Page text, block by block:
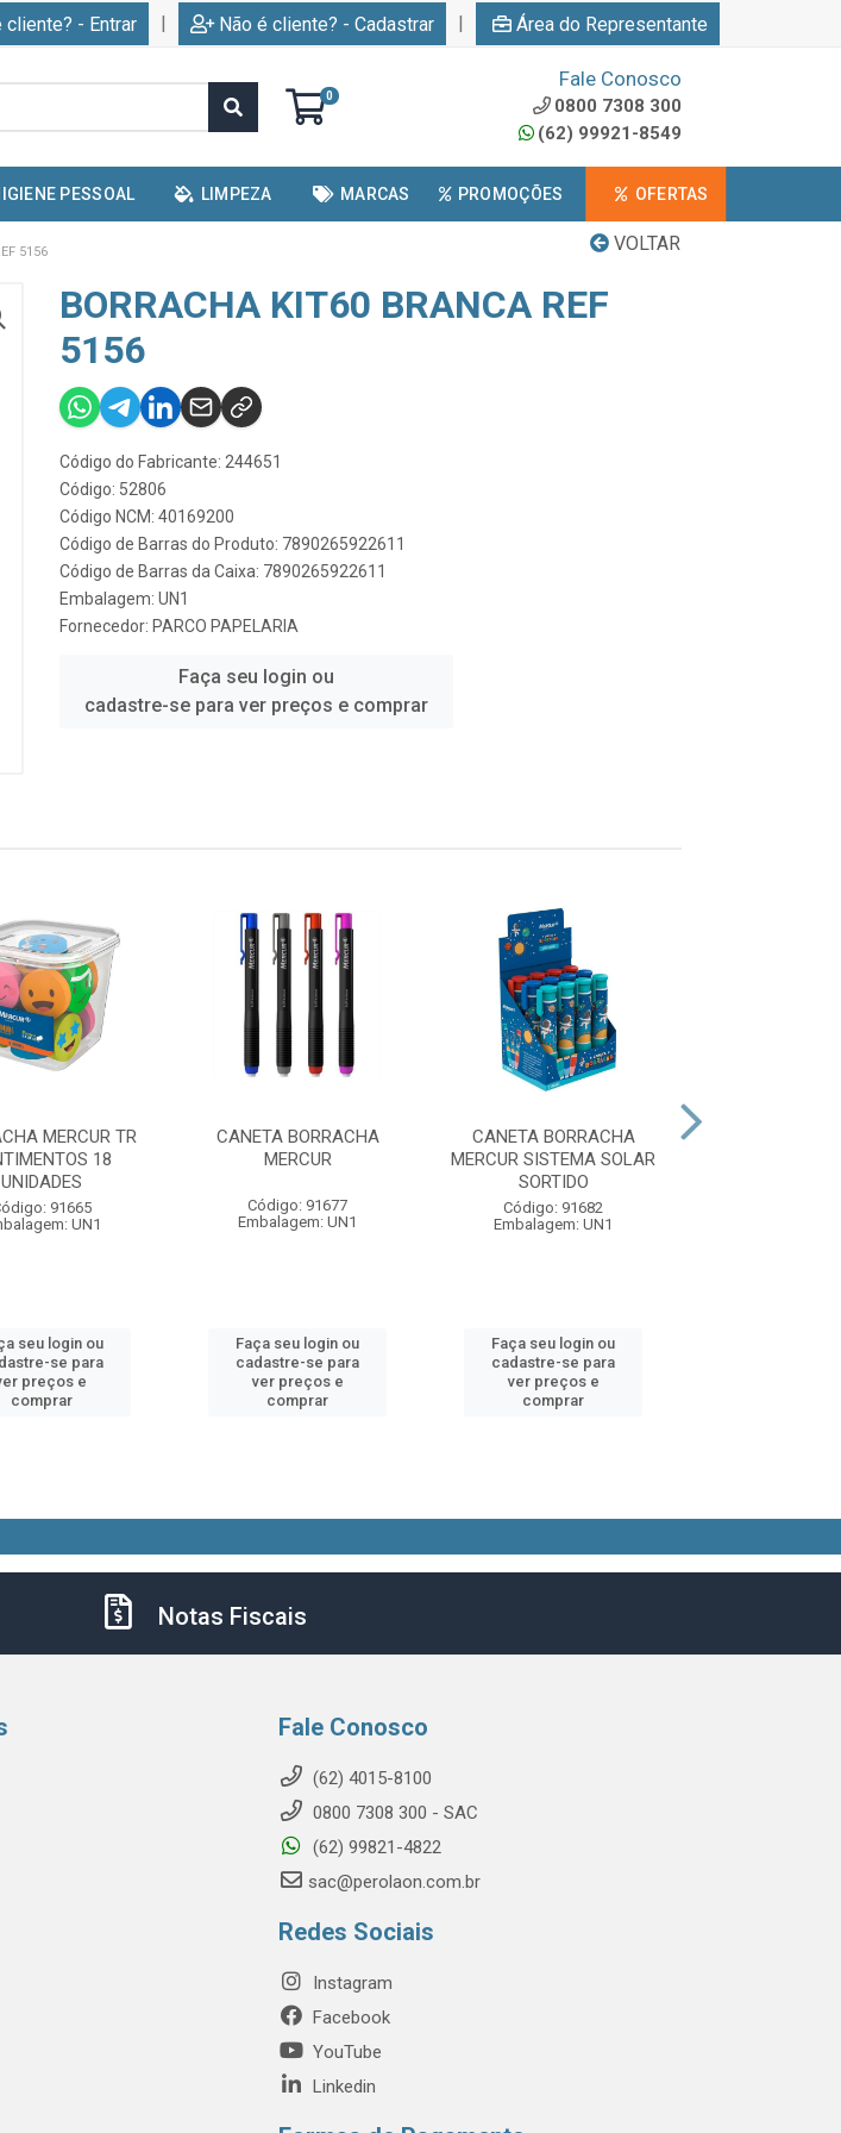
cliente? - Entrar | Não é cliente? - Cadastrar | Área do Representante
0
Fale Conosco
0800 7308 300
(62) 99921-8549
PESSOAL LIMPEZA MARCAS PROMOÇÕES OFERTAS
VOLTAR
5156
BORRACHA KIT60 BRANCA REF
5156
Código do Fabricante: 244651
Código: 52806
Código NCM: 40169200
Código de Barras do Produto: 7890265922611
Código de Barras da Caixa: 7890265922611
Embalagem: UN1
Fornecedor: PARCO PAPELARIA
Faça seu login ou
cadastre-se para ver preços e comprar
MERCUR TR
18
UNIDADES
91665
UN1
seu login ou
se para
preços e
comprar
CANETA BORRACHA
MERCUR
Código: 91677
Embalagem: UN1
Faça seu login ou
cadastre-se para
ver preços e
comprar
CANETA BORRACHA
MERCUR SISTEMA SOLAR
SORTIDO
Código: 91682
Embalagem: UN1
Faça seu login ou
cadastre-se para
ver preços e
comprar
Notas Fiscais
Fale Conosco
(62) 4015-8100
0800 7308 300 - SAC
(62) 99821-4822
sac@perolaon.com.br
Redes Sociais
Instagram
Facebook
YouTube
Linkedin